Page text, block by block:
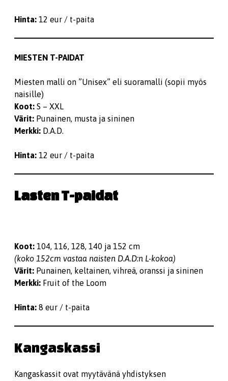
Hinta: 12 eur / t-paita
MIESTEN T-PAIDAT
Miesten malli on ”Unisex” eli suoramalli (sopii myös
naisille)
Koot: S – XXL
Värit: Punainen, musta ja sininen
Merkki: D.A.D.
Hinta: 12 eur / t-paita
Lasten T-paidat
Koot: 104, 116, 128, 140 ja 152 cm
(koko 152cm vastaa naisten D.A.D:n L-kokoa)
Värit: Punainen, keltainen, vihreä, oranssi ja sininen
Merkki: Fruit of the Loom
Hinta: 8 eur / t-paita
Kangaskassi
Kangaskassit ovat myytävänä yhdistyksen